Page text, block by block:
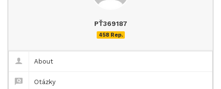
PŤ369187
458 Rep.
About
Otázky